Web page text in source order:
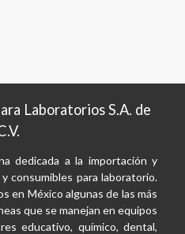
Laboratorios S.A. de
dedicada a la importación y
consumibles para laboratorio.
en México algunas de las más
que se manejan en equipos
educativo, químico, dental,